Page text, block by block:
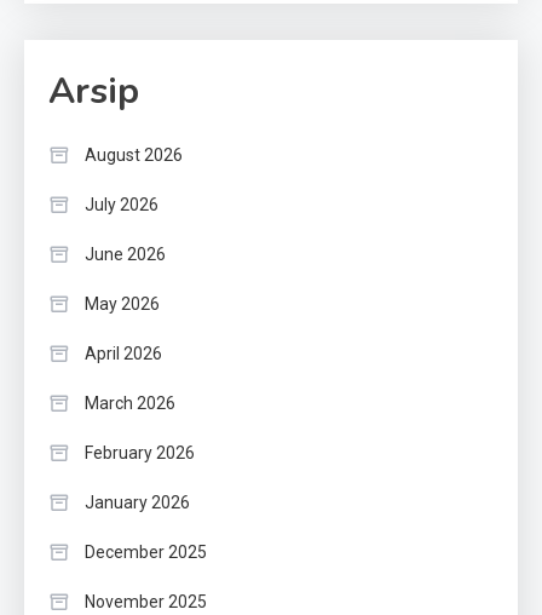
Arsip
August 2026
July 2026
June 2026
May 2026
April 2026
March 2026
February 2026
January 2026
December 2025
November 2025